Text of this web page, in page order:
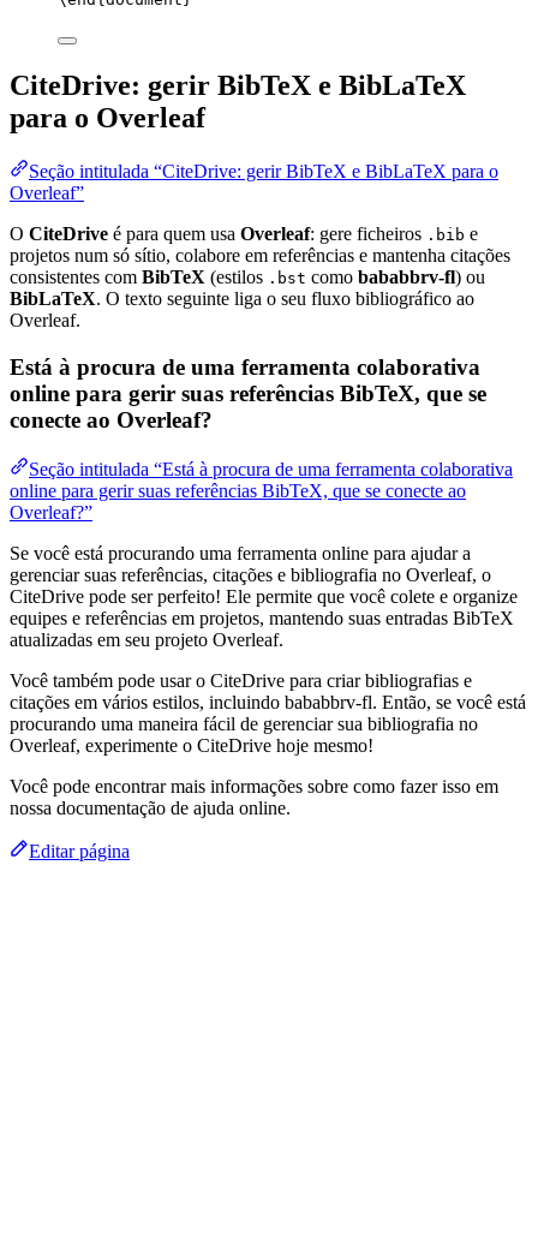
CiteDrive: gerir BibTeX e BibLaTeX
para o Overleaf
Seção intitulada “CiteDrive: gerir BibTeX e BibLaTeX para o
Overleaf”
O CiteDrive é para quem usa Overleaf: gere ficheiros .bib e
projetos num só sítio, colabore em referências e mantenha citações
consistentes com BibTeX (estilos .bst como bababbrv-fl) ou
BibLaTeX. O texto seguinte liga o seu fluxo bibliográfico ao
Overleaf.
Está à procura de uma ferramenta colaborativa
online para gerir suas referências BibTeX, que se
conecte ao Overleaf?
Seção intitulada “Está à procura de uma ferramenta colaborativa
online para gerir suas referências BibTeX, que se conecte ao
Overleaf?”
Se você está procurando uma ferramenta online para ajudar a
gerenciar suas referências, citações e bibliografia no Overleaf, o
CiteDrive pode ser perfeito! Ele permite que você colete e organize
equipes e referências em projetos, mantendo suas entradas BibTeX
atualizadas em seu projeto Overleaf.
Você também pode usar o CiteDrive para criar bibliografias e
citações em vários estilos, incluindo bababbrv-fl. Então, se você está
procurando uma maneira fácil de gerenciar sua bibliografia no
Overleaf, experimente o CiteDrive hoje mesmo!
Você pode encontrar mais informações sobre como fazer isso em
nossa documentação de ajuda online.
Editar página